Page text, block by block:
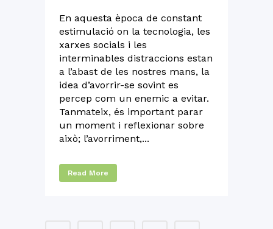
En aquesta època de constant
estimulació on la tecnologia, les
xarxes socials i les
interminables distraccions estan
a l’abast de les nostres mans, la
idea d’avorrir-se sovint es
percep com un enemic a evitar.
Tanmateix, és important parar
un moment i reflexionar sobre
això; l’avorriment,...
Read More